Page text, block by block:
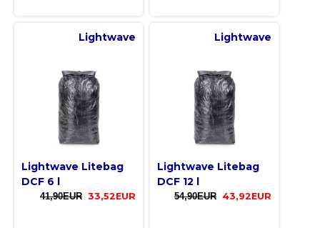
Lightwave
Lightwave Litebag
DCF 6 l
41,90EUR 33,52EUR
Lightwave
Lightwave Litebag
DCF 12 l
54,90EUR 43,92EUR